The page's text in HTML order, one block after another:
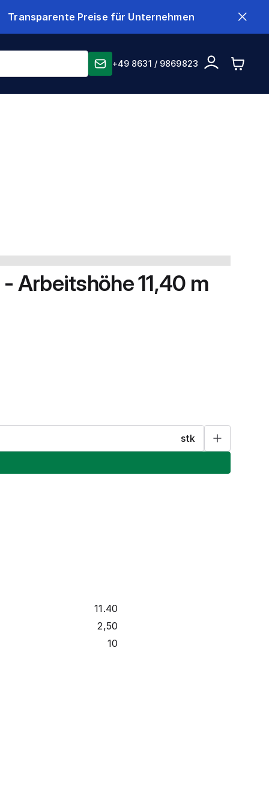
Transparente Preise für Unternehmen
+49 8631 / 9869823
Arbeitshöhe 11,40 m
stk
11.40
2,50
10